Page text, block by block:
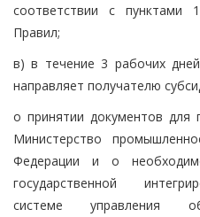
соответствии с
Правил;
в) в течение 3 рабочих
направляет получателю
о принятии документов для
Министерство
Федерации и о
государственной
системе управления